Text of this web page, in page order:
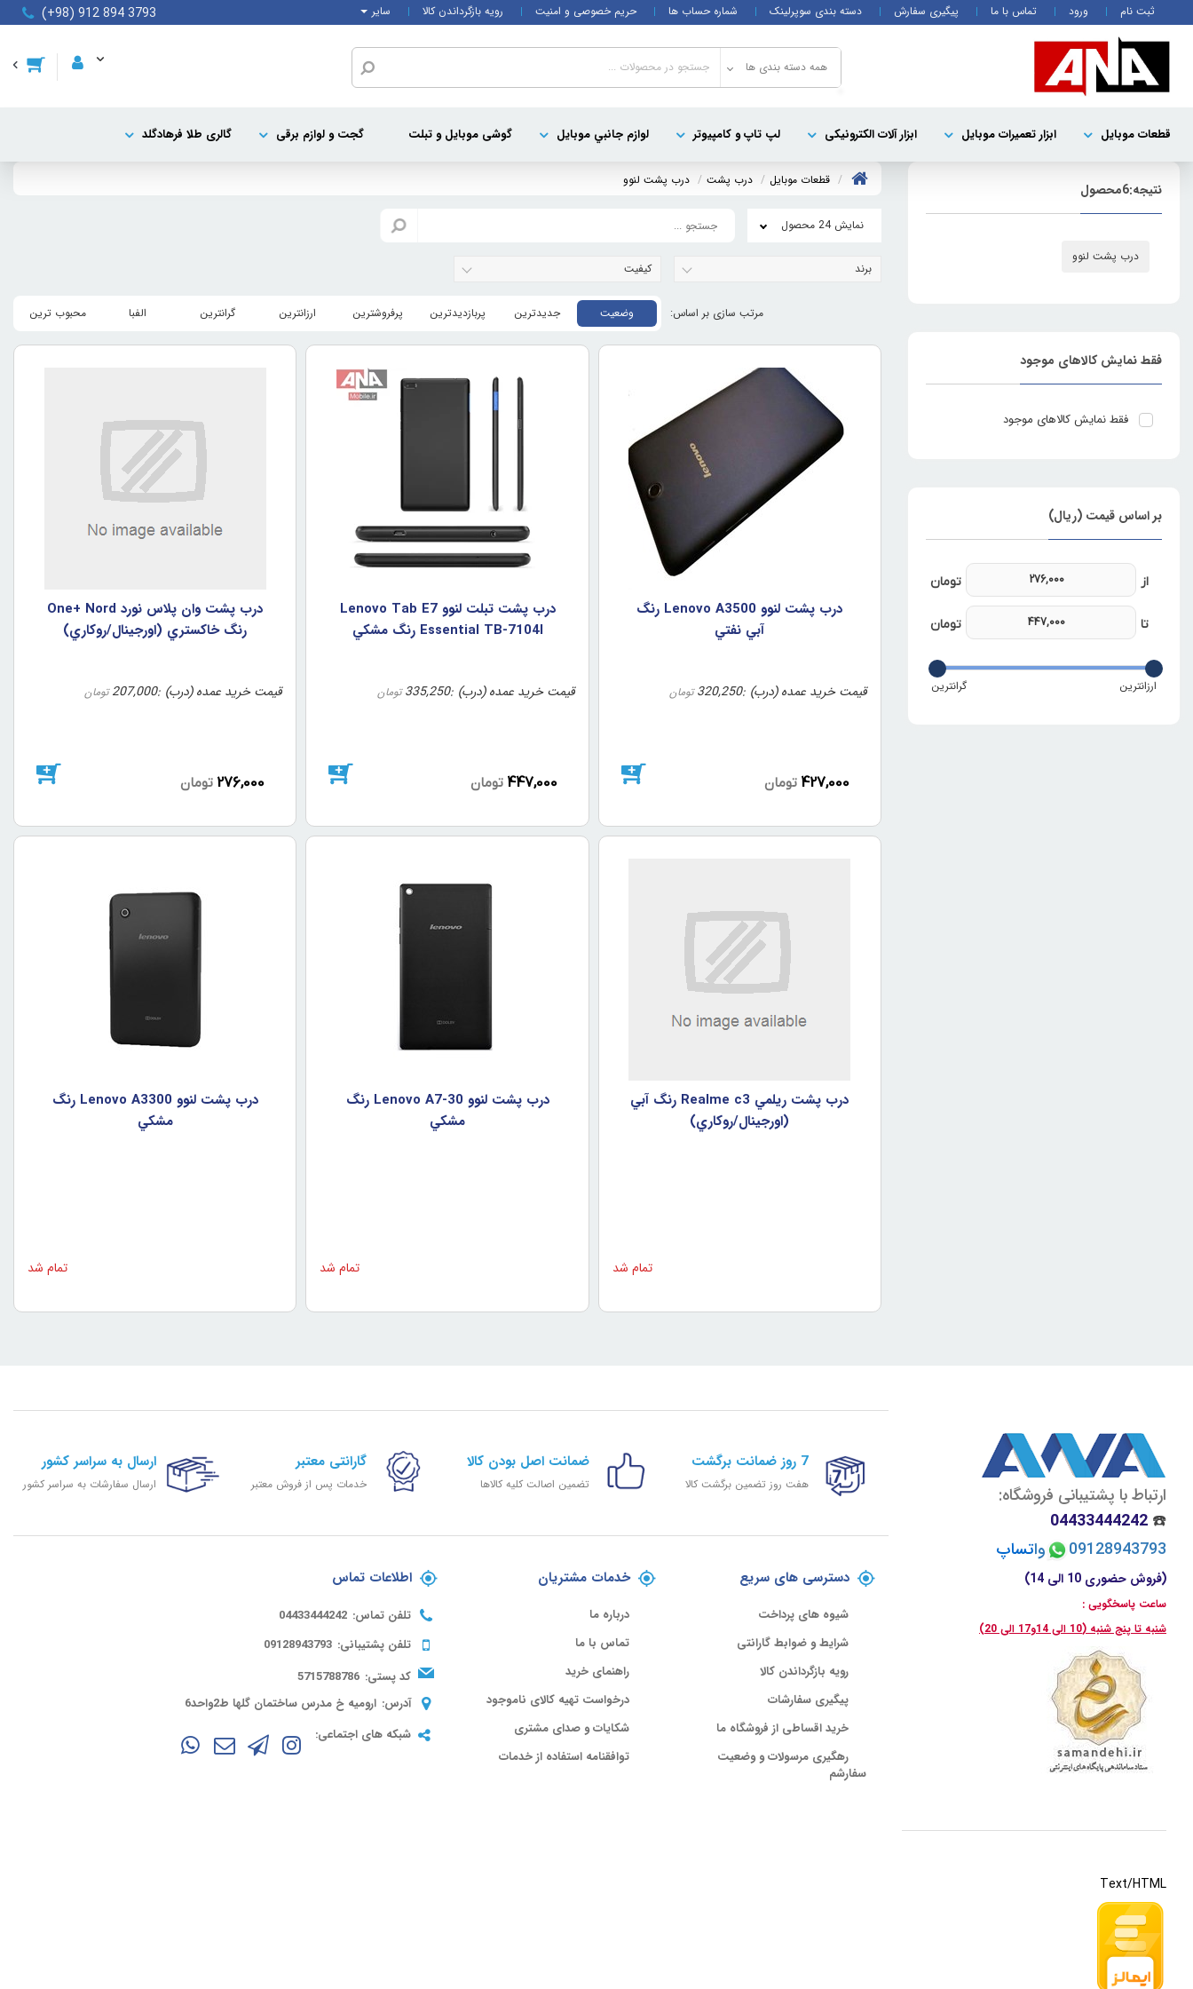
ثبت نام ورود تماس با ما پیگیری سفارش دسته بندی سوپرلینک شماره حساب ها حریم خصوصی و امنیت رویه بازگرداندن کالا سایر (+98) 912 894 3793
همه دسته بندی ها
قطعات موبايل ابزار تعمیرات موبایل ابزار آلات الکترونیکی لپ تاپ و کامپيوتر لوازم جانبي موبایل گوشی موبایل و تبلت گجت و لوازم برقی گالری طلا فرهادگلد
قطعات موبايل درب پشت درب پشت لنوو
نمایش 24 محصول
برند کیفیت
وضعیت جدیدترین پربازدیدترین پرفروشترین ارزانترین گرانترین الفبا محبوب ترین
درب پشت لنوو Lenovo A3500 رنگ
آبي نفتي
قیمت خرید عمده (درب) 320,250 تومان
427,000 تومان
درب پشت تبلت لنوو Lenovo Tab E7
Essential TB-7104I رنگ مشکي
قیمت خرید عمده (درب) 335,250 تومان
447,000 تومان
درب پشت وان پلاس نورد One+ Nord
رنگ خاکستري (اورجينال/روکاري)
قیمت خرید عمده (درب) 207,000 تومان
276,000 تومان
درب پشت ريلمي Realme c3 رنگ آبي
(اورجينال/روکاري)
تمام شد
درب پشت لنوو Lenovo A7-30 رنگ
مشکي
تمام شد
درب پشت لنوو Lenovo A3300 رنگ
مشکي
تمام شد
نتیجه:6محصول
درب پشت لنوو
فقط نمایش کالاهای موجود
فقط نمایش کالاهای موجود
بر اساس قیمت (ریال)
ارتباط با پشتیبانی فروشگاه:
☎️
04433444242
09128943793
واتساپ
(فروش حضوری 10 الی 14)
ساعت پاسخگویی :
شنبه تا پنج شنبه (10 الی 14و17 الی 20)
Text/HTML
7 روز ضمانت برگشت
هفت روز تضمین برگشت کالا
ضمانت اصل بودن کالا
تضمین اصالت کلیه کالاها
گارانتی معتبر
خدمات پس از فروش معتبر
ارسال به سراسر کشور
ارسال سفارشات به سراسر کشور
دسترسی های سریع
شیوه های پرداخت
شرایط و ضوابط گارانتی
رویه بازگرداندن کالا
پیگیری سفارشات
خرید اقساطی از فروشگاه ما
رهگیری مرسولات و وضعیت
سفارشم
خدمات مشتریان
درباره ما
تماس با ما
راهنمای خرید
درخواست تهیه کالای ناموجود
شکایات و صدای مشتری
توافقنامه استفاده از خدمات
اطلاعات تماس
تلفن تماس: 04433444242
تلفن پشتیبانی: 09128943793
کد پستی: 5715788786
آدرس: ارومیه خ مدرس ساختمان گلها ط2واحد6
شبکه های اجتماعی: